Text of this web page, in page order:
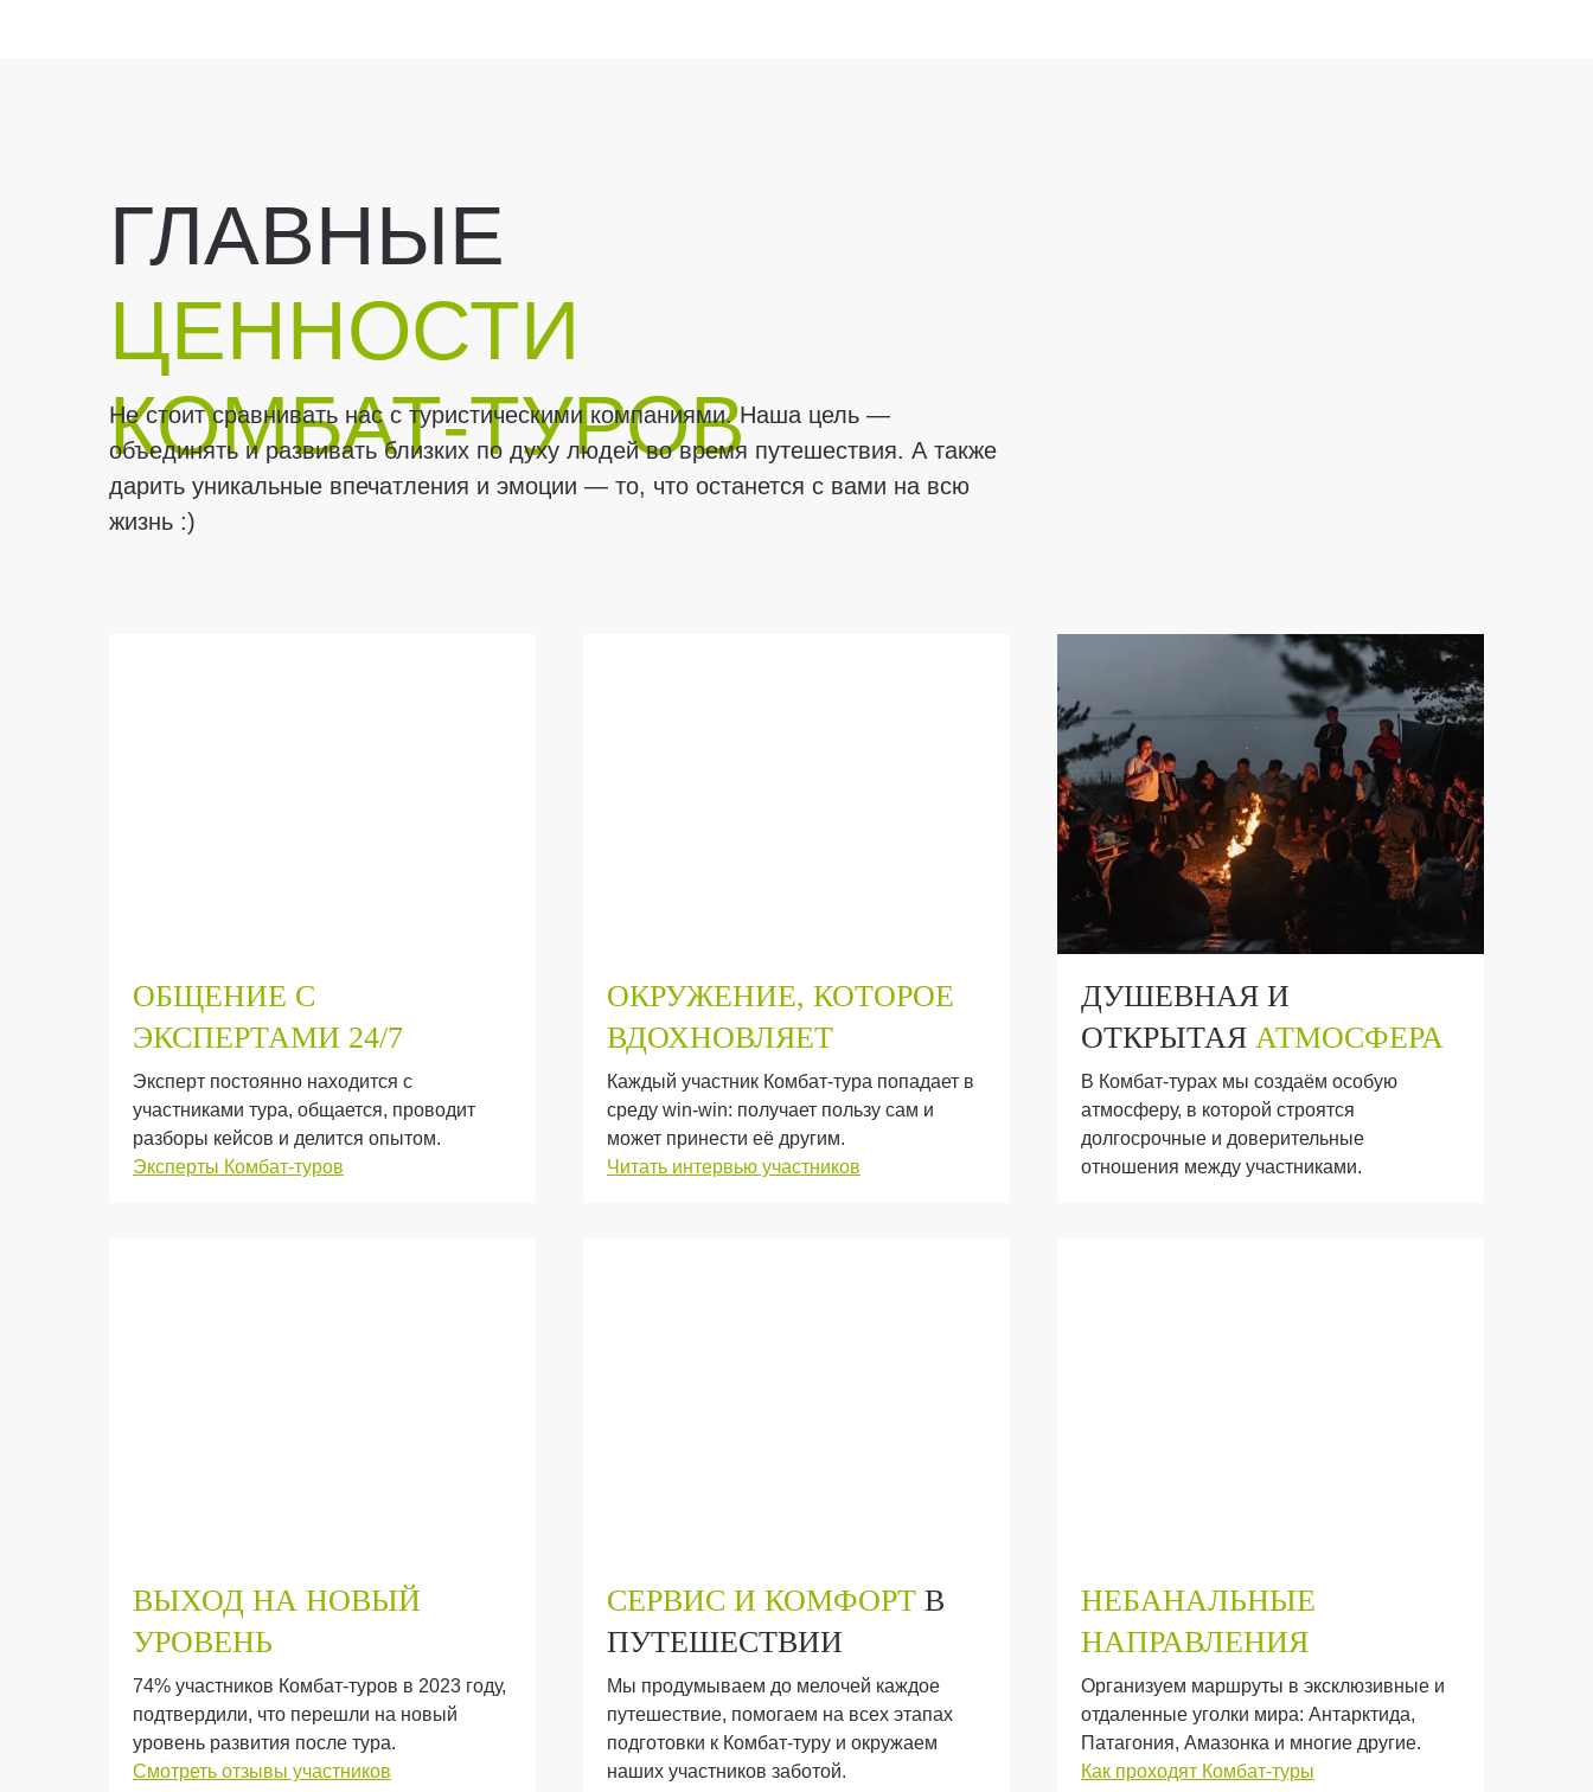
ГЛАВНЫЕ
ЦЕННОСТИ
КОМБАТ-ТУРОВ
Не стоит сравнивать нас с туристическими компаниями. Наша цель —
объединять и развивать близких по духу людей во время путешествия. А также
дарить уникальные впечатления и эмоции — то, что останется с вами на всю
жизнь :)
ОБЩЕНИЕ С
ЭКСПЕРТАМИ 24/7
Эксперт постоянно находится с
участниками тура, общается, проводит
разборы кейсов и делится опытом.
Эксперты Комбат-туров
ОКРУЖЕНИЕ, КОТОРОЕ
ВДОХНОВЛЯЕТ
Каждый участник Комбат-тура попадает в
среду win-win: получает пользу сам и
может принести её другим.
Читать интервью участников
ДУШЕВНАЯ И
ОТКРЫТАЯ АТМОСФЕРА
В Комбат-турах мы создаём особую
атмосферу, в которой строятся
долгосрочные и доверительные
отношения между участниками.
ВЫХОД НА НОВЫЙ
УРОВЕНЬ
74% участников Комбат-туров в 2023 году,
подтвердили, что перешли на новый
уровень развития после тура.
Смотреть отзывы участников
СЕРВИС И КОМФОРТ В
ПУТЕШЕСТВИИ
Мы продумываем до мелочей каждое
путешествие, помогаем на всех этапах
подготовки к Комбат-туру и окружаем
наших участников заботой.
НЕБАНАЛЬНЫЕ
НАПРАВЛЕНИЯ
Организуем маршруты в эксклюзивные и
отдаленные уголки мира: Антарктида,
Патагония, Амазонка и многие другие.
Как проходят Комбат-туры